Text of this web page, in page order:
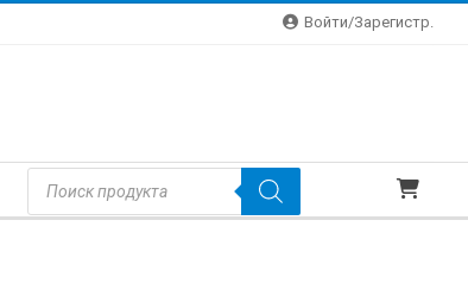
Войти/зарегистр.
Поиск
Товаров